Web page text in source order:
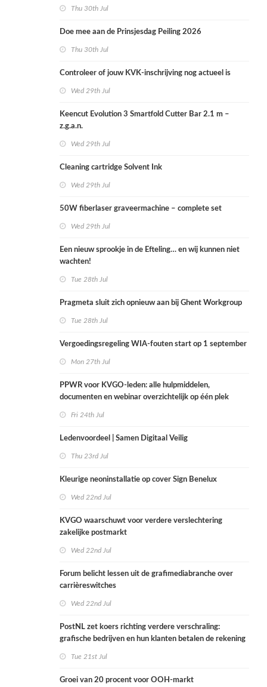
Thu 30th Jul
Doe mee aan de Prinsjesdag Peiling 2026
Thu 30th Jul
Controleer of jouw KVK-inschrijving nog actueel is
Wed 29th Jul
Keencut Evolution 3 Smartfold Cutter Bar 2.1 m –
z.g.a.n.
Wed 29th Jul
Cleaning cartridge Solvent Ink
Wed 29th Jul
50W fiberlaser graveermachine – complete set
Wed 29th Jul
Een nieuw sprookje in de Efteling… en wij kunnen niet
wachten!
Tue 28th Jul
Pragmeta sluit zich opnieuw aan bij Ghent Workgroup
Tue 28th Jul
Vergoedingsregeling WIA-fouten start op 1 september
Mon 27th Jul
PPWR voor KVGO-leden: alle hulpmiddelen,
documenten en webinar overzichtelijk op één plek
Fri 24th Jul
Ledenvoordeel | Samen Digitaal Veilig
Thu 23rd Jul
Kleurige neoninstallatie op cover Sign Benelux
Wed 22nd Jul
KVGO waarschuwt voor verdere verslechtering
zakelijke postmarkt
Wed 22nd Jul
Forum belicht lessen uit de grafimediabranche over
carrièreswitches
Wed 22nd Jul
PostNL zet koers richting verdere verschraling:
grafische bedrijven en hun klanten betalen de rekening
Tue 21st Jul
Groei van 20 procent voor OOH-markt